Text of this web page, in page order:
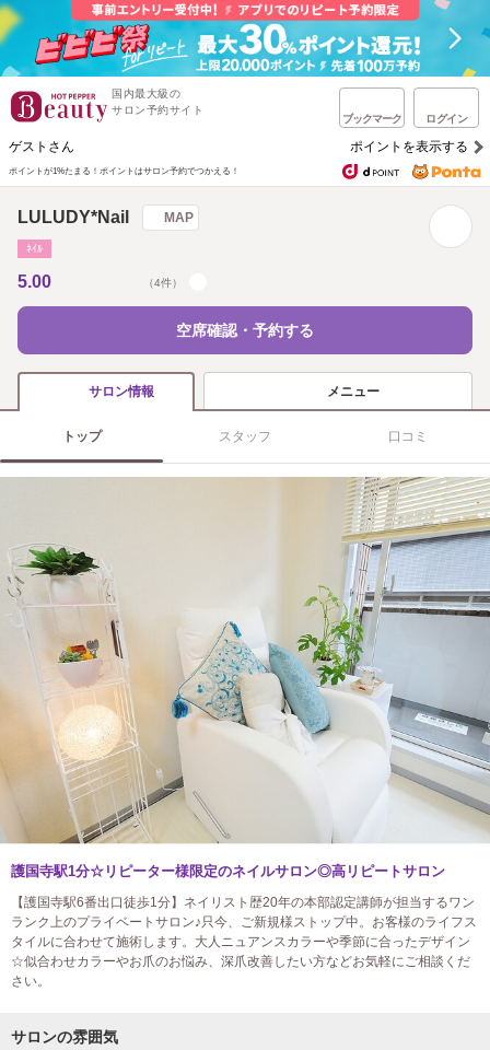
国内最大級の
サロン予約サイト
ブックマーク ログイン
ゲストさん ポイントを表示する
ポイントが1%たまる！ ポイントはサロン予約でつかえる！
LULUDY*Nail MAP
ﾈｲﾙ
5.00 （4件）
空席確認・予約する
サロン情報 メニュー
トップ スタッフ 口コミ
護国寺駅1分☆リピーター様限定のネイルサロン◎高リピートサロン
【護国寺駅6番出口徒歩1分】ネイリスト歴20年の本部認定講師が担当するワン
ランク上のプライベートサロン♪只今、ご新規様ストップ中。お客様のライフス
タイルに合わせて施術します。大人ニュアンスカラーや季節に合ったデザイン
☆似合わせカラーやお爪のお悩み、深爪改善したい方などお気軽にご相談くだ
さい。
サロンの雰囲気